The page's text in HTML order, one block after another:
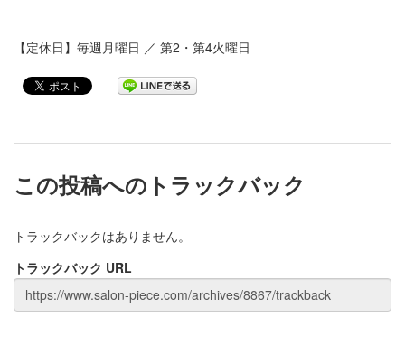
【定休日】毎週月曜日 ／ 第2・第4火曜日
この投稿へのトラックバック
トラックバックはありません。
トラックバック URL